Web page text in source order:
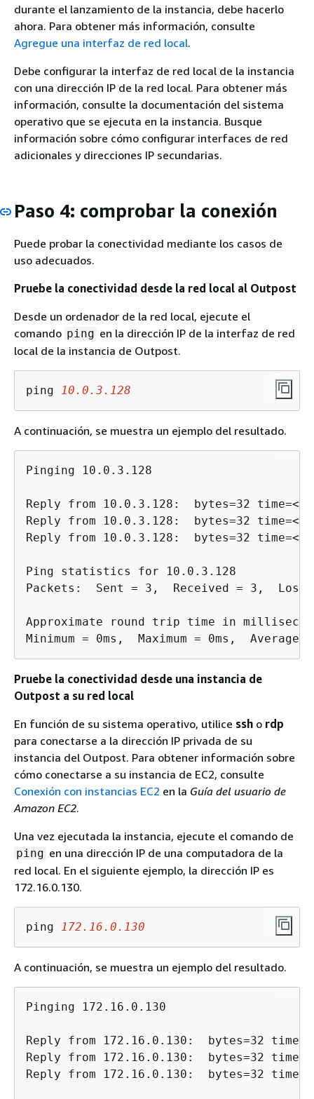
durante el lanzamiento de la instancia, debe hacerlo
ahora. Para obtener más información, consulte
Agregue una interfaz de red local.
Debe configurar la interfaz de red local de la instancia
con una dirección IP de la red local. Para obtener más
información, consulte la documentación del sistema
operativo que se ejecuta en la instancia. Busque
información sobre cómo configurar interfaces de red
adicionales y direcciones IP secundarias.
Paso 4: comprobar la conexión
Puede probar la conectividad mediante los casos de
uso adecuados.
Pruebe la conectividad desde la red local al Outpost
Desde un ordenador de la red local, ejecute el
comando ping en la dirección IP de la interfaz de red
local de la instancia de Outpost.
ping 10.0.3.128
A continuación, se muestra un ejemplo del resultado.
Pinging 10.0.3.128
Reply from 10.0.3.128:  bytes=32
Reply from 10.0.3.128:  bytes=32
Reply from 10.0.3.128:  bytes=32
Ping statistics for 10.0.3.128
Packets:  Sent = 3,  Received = 3,  Lost
Approximate round trip time in
Minimum = 0ms,  Maximum = 0ms,  Average
Pruebe la conectividad desde una instancia de
Outpost a su red local
En función de su sistema operativo, utilice ssh o rdp
para conectarse a la dirección IP privada de su
instancia del Outpost. Para obtener información sobre
cómo conectarse a su instancia de EC2, consulte
Conexión con instancias EC2 en la Guía del usuario de
Amazon EC2.
Una vez ejecutada la instancia, ejecute el comando de
ping en una dirección IP de una computadora de la
red local. En el siguiente ejemplo, la dirección IP es
172.16.0.130.
ping 172.16.0.130
A continuación, se muestra un ejemplo del resultado.
Pinging 172.16.0.130
Reply from 172.16.0.130:  bytes=32
Reply from 172.16.0.130:  bytes=32
Reply from 172.16.0.130:  bytes=32